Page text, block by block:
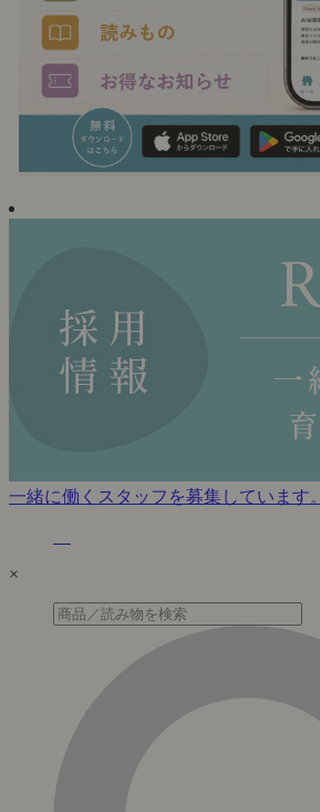
一緒に働くスタッフを募集しています。
×